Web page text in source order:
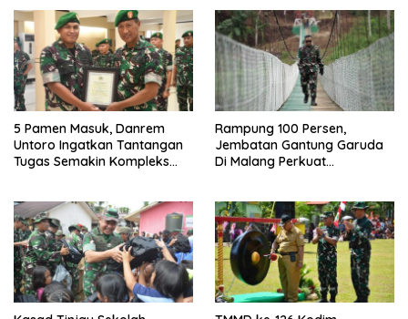
5 Pamen Masuk, Danrem
Untoro Ingatkan Tantangan
Tugas Semakin Kompleks
Rampung 100 Persen,
Jembatan Gantung Garuda
Di Malang Perkuat